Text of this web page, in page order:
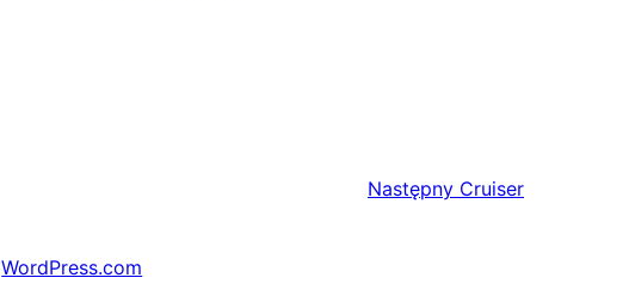
Następny Cruiser
WordPress.com